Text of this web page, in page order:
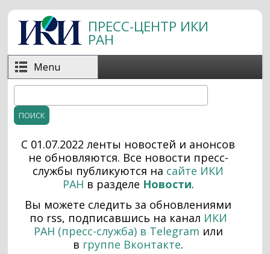
Перейти к основному содержанию
ПРЕСС-ЦЕНТР ИКИ
РАН
Menu
Форма поиска
С 01.07.2022 ленты новостей и анонсов
не обновляются. Все новости пресс-
службы публикуются на сайте ИКИ
РАН в разделе Новости.
Вы можете следить за обновлениями
по rss, подписавшись на канал ИКИ
РАН (пресс-служба) в Telegram или
в группе Вконтакте.